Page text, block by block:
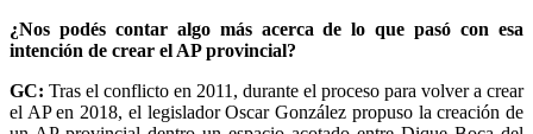
¿Nos podés contar algo más acerca de lo que pasó con esa
intención de crear el AP provincial?
GC: Tras el conflicto en 2011, durante el proceso para volver a crear
el AP en 2018, el legislador Oscar González propuso la creación de